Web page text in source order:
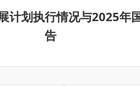
计划执行情况与2025年
告